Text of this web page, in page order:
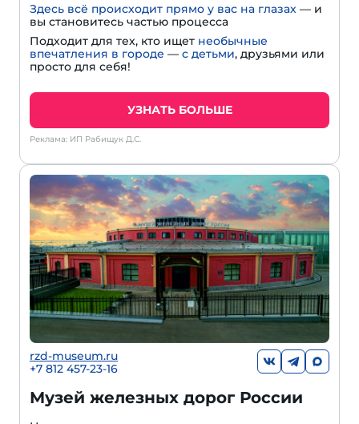
Здесь всё происходит прямо у вас на глазах — и
вы становитесь частью процесса
Подходит для тех, кто ищет необычные
впечатления в городе — с детьми, друзьями или
просто для себя!
УЗНАТЬ БОЛЬШЕ
Реклама: ИП Рабищук Д.С.
rzd-museum.ru
+7 812 457-23-16
Музей железных дорог России